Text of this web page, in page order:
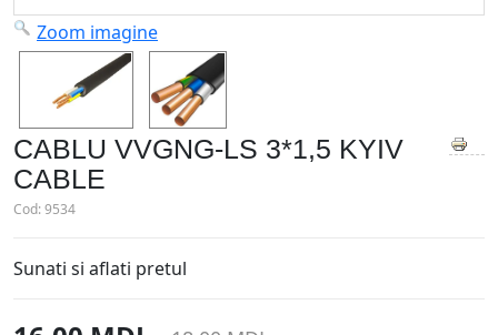
Zoom imagine
CABLU VVGNG-LS 3*1,5 KYIV
CABLE
Cod:9534
Sunati si aflati pretul